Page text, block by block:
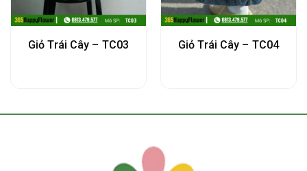
Giỏ Trái Cây – TC03 Giỏ Trái Cây – TC04